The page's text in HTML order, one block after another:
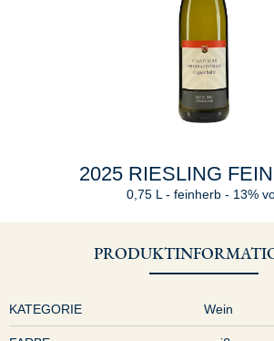
2025 RIESLING
0,75 L feinherb 13%
KATEGORIE Wein